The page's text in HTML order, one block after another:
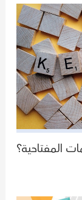
المفتاحية؟